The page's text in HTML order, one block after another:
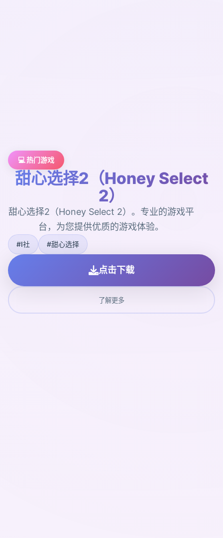
💻 热门游戏
甜心选择2（Honey Select
2）
甜心选择2（Honey Select 2）。专业的游戏平
台，为您提供优质的游戏体验。
#I社 #甜心选择
点击下载
了解更多